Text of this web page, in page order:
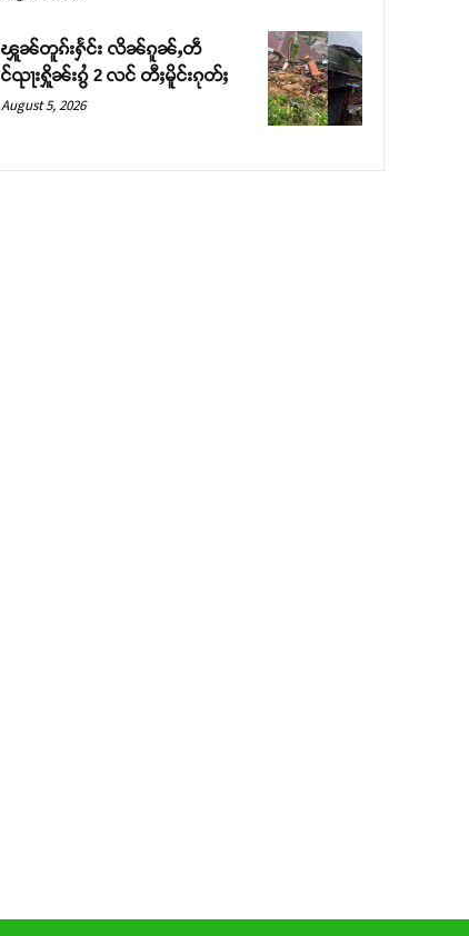
ၾူၼ်တူၵ်းႁႅင်း လိၼ်ၵူၼ်ႇတဵ
င်ၺႃးႁိူၼ်းၵွႆ 2 လင် တီႈမိူင်းၵုတ်ႈ
August 5, 2026